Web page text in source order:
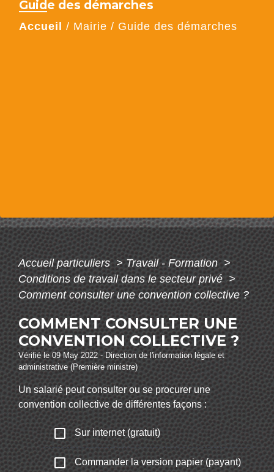
Guide des démarches
Accueil / Mairie / Guide des démarches
Accueil particuliers> Travail - Formation>
Conditions de travail dans le secteur privé >
Comment consulter une convention collective ?
COMMENT CONSULTER UNE
CONVENTION COLLECTIVE ?
Vérifié le 09 May 2022 - Direction de l'information légale et
administrative (Première ministre)
Un salarié peut consulter ou se procurer une
convention collective de différentes façons :
check_box_outline_blank Sur internet (gratuit)
check_box_outline_blank Commander la version papier (payant)